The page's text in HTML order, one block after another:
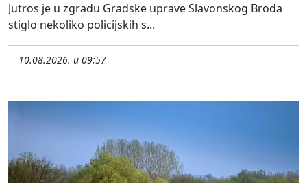
Jutros je u zgradu Gradske uprave Slavonskog Broda
stiglo nekoliko policijskih s...
10.08.2026. u 09:57